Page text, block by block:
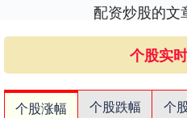
配资炒股的文
个股实
个股涨幅 个股跌幅 个